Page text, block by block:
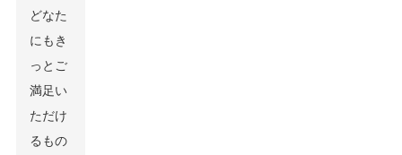
どなた
にもき
っとご
満足い
ただけ
るもの